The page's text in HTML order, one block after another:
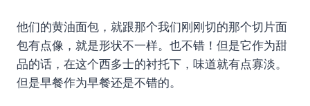
他们的黄油面包，就跟那个我们刚刚切的那个切片面
包有点像，就是形状不一样。也不错！但是它作为甜
品的话，在这个西多士的衬托下，味道就有点寡淡。
但是早餐作为早餐还是不错的。